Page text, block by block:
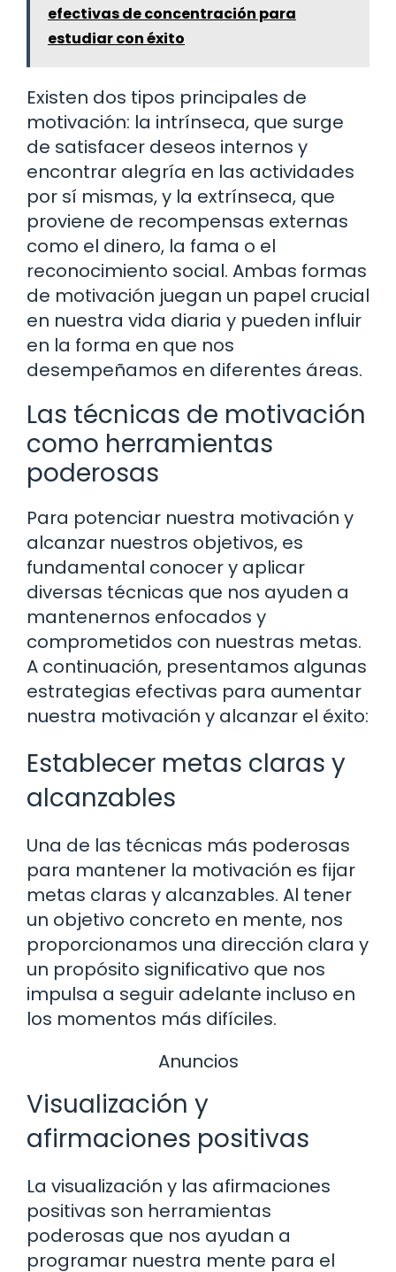
efectivas de concentración para
estudiar con éxito
Existen dos tipos principales de
motivación: la intrínseca, que surge
de satisfacer deseos internos y
encontrar alegría en las actividades
por sí mismas, y la extrínseca, que
proviene de recompensas externas
como el dinero, la fama o el
reconocimiento social. Ambas formas
de motivación juegan un papel crucial
en nuestra vida diaria y pueden influir
en la forma en que nos
desempeñamos en diferentes áreas.
Las técnicas de motivación
como herramientas
poderosas
Para potenciar nuestra motivación y
alcanzar nuestros objetivos, es
fundamental conocer y aplicar
diversas técnicas que nos ayuden a
mantenernos enfocados y
comprometidos con nuestras metas.
A continuación, presentamos algunas
estrategias efectivas para aumentar
nuestra motivación y alcanzar el éxito:
Establecer metas claras y
alcanzables
Una de las técnicas más poderosas
para mantener la motivación es fijar
metas claras y alcanzables. Al tener
un objetivo concreto en mente, nos
proporcionamos una dirección clara y
un propósito significativo que nos
impulsa a seguir adelante incluso en
los momentos más difíciles.
Anuncios
Visualización y
afirmaciones positivas
La visualización y las afirmaciones
positivas son herramientas
poderosas que nos ayudan a
programar nuestra mente para el